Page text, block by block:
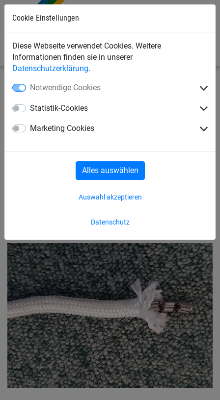
Cookie Einstellungen
Diese Webseite verwendet Cookies. Weitere
Informationen finden sie in unserer
Datenschutzerklärung.
Notwendige Cookies
Statistik-Cookies
Marketing Cookies
Datenschutz
Auswahl akzeptieren
Alles auswählen
Bauschutznetze
Schutznetze und Stoppnetze
Bleischnurbeschwerung, 200
g/m, ohne Gurtband